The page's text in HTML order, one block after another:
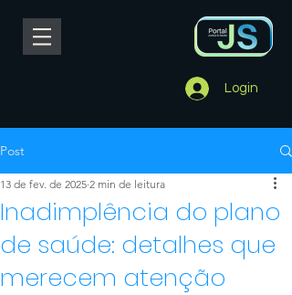
Login
Post
Inadimplência do plano
de saúde: detalhes que
merecem atenção
13 de fev. de 2025 2 min de leitura